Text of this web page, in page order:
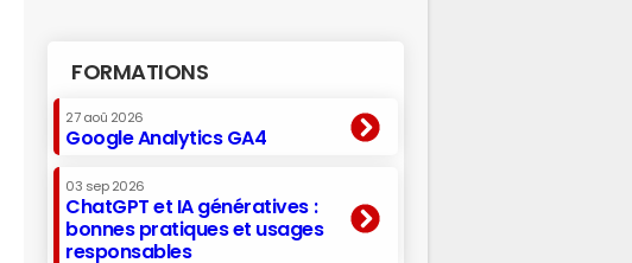
FORMATIONS
27 aoû 2026
Google Analytics GA4
03 sep 2026
ChatGPT et IA génératives :
bonnes pratiques et usages
responsables